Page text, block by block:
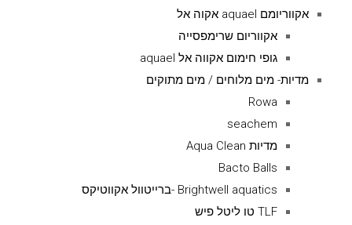
אקווריומם aquael אקוה אל
אקווריום שרימפסייה
גופי חימום אקווה אל aquael
מדיות- מים מלוחים / מים מתוקים
Rowa
seachem
מדיות Aqua Clean
Bacto Balls
Brightwell aquatics -ברייטוול אקווטיקס
TLF טו ליטל פיש